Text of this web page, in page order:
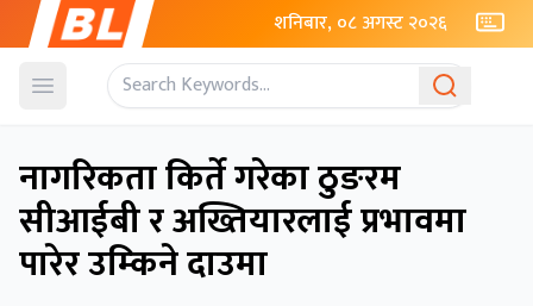
शनिबार, ०८ अगस्ट २०२६
Open menu
नागरिकता किर्ते गरेका ठुङरम
सीआईबी र अख्तियारलाई प्रभावमा
पारेर उम्किने दाउमा